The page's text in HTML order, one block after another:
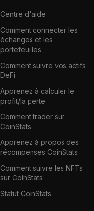
Centre d'aide
Comment connecter les
échanges et les
portefeuilles
Comment suivre vos actifs
DeFi
Apprenez à calculer le
profit/la perte
Comment trader sur
CoinStats
Apprenez à propos des
récompenses CoinStats
Comment suivre les NFTs
sur CoinStats
Statut CoinStats